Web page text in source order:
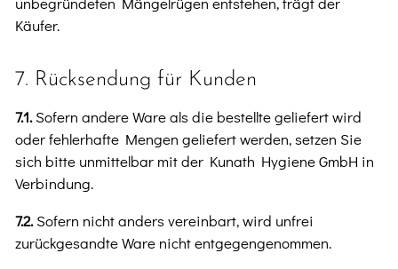
Käufer.
7. Rücksendung für Kunden
7.1.Sofern andere Ware als die bestellte geliefert wird
oder fehlerhafte Mengen geliefert werden, setzen Sie
sich bitte unmittelbar mit der Kunath Hygiene GmbH in
Verbindung.
7.2.Sofern nicht anders vereinbart, wird unfrei
zurückgesandte Ware nicht entgegengenommen.